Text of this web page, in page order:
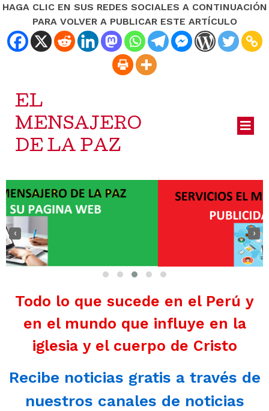
HAGA CLIC EN SUS REDES SOCIALES A CONTINUACIÓN
PARA VOLVER A PUBLICAR ESTE ARTÍCULO
EL
MENSAJERO
DE LA PAZ
‹ ›
Todo lo que sucede en el Perú y
en el mundo que influye en la
iglesia y el cuerpo de Cristo
Recibe noticias gratis a través de
nuestros canales de noticias